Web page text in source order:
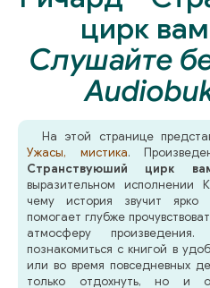
цирк
Слушайте
На этой странице
Ужасы, мистика.
Странствуюший цирк
выразительном исполнении
чему история звучит ярко
помогает глубже
атмосферу
познакомиться с книгой в
или во время повседневных
только отдохнуть, но и